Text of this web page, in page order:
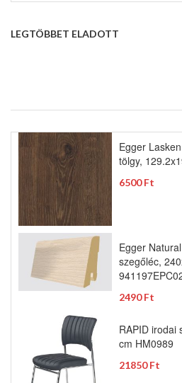
LEGTÖBBET ELADOTT
Egger
tölgy,
6500 Ft
Egger
szegőléc,
2490 Ft
RAPID irodai
cm HM0989
21850 Ft